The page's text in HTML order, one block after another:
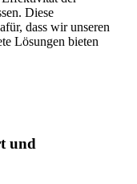
Diese
dass wir unseren
Lösungen bieten
und